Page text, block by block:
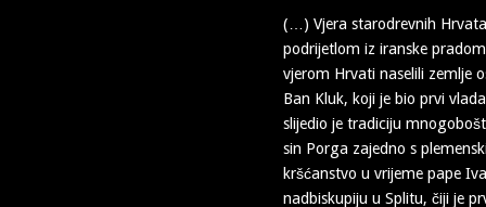
(…) Vjera starodrevnih
podrijetlom iz iranske
vjerom Hrvati naselili zemlje
Ban Kluk, koji je bio prvi
slijedio je tradiciju
sin Porga zajedno s
kršćanstvo u vrijeme pape
nadbiskupiju u Splitu, čiji je